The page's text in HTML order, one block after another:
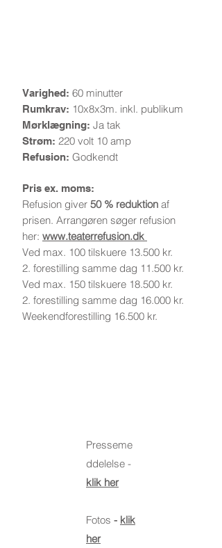
Varighed: 60 minutter
Rumkrav: 10x8x3m. inkl. publikum
Mørklægning: Ja tak
Strøm: 220 volt 10 amp
Refusion: Godkendt
Pris ex. moms:
Refusion giver 50 % reduktion af
prisen. Arrangøren søger refusion
her: www.teaterrefusion.dk
Ved max. 100 tilskuere 13.500 kr.
2. forestilling samme dag 11.500 kr.
Ved max. 150 tilskuere 18.500 kr.
2. forestilling samme dag 16.000 kr.
Weekendforestilling 16.500 kr.
Presseme
ddelelse -
klik her
Fotos - klik
her